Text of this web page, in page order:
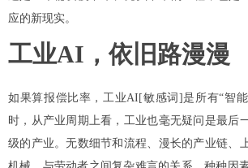
应的新现实。
工业AI，依旧路漫漫
如果算报偿比率，工业AI[敏感词]是所有“智
时，从产业周期上看，工业也毫无疑问是最后
级的产业。无数细节和流程、漫长的产业链、